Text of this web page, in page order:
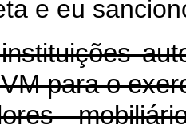
e eu
para o